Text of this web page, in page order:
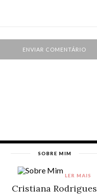
SOBRE MIM
Cristiana Rodrigues
LER MAIS